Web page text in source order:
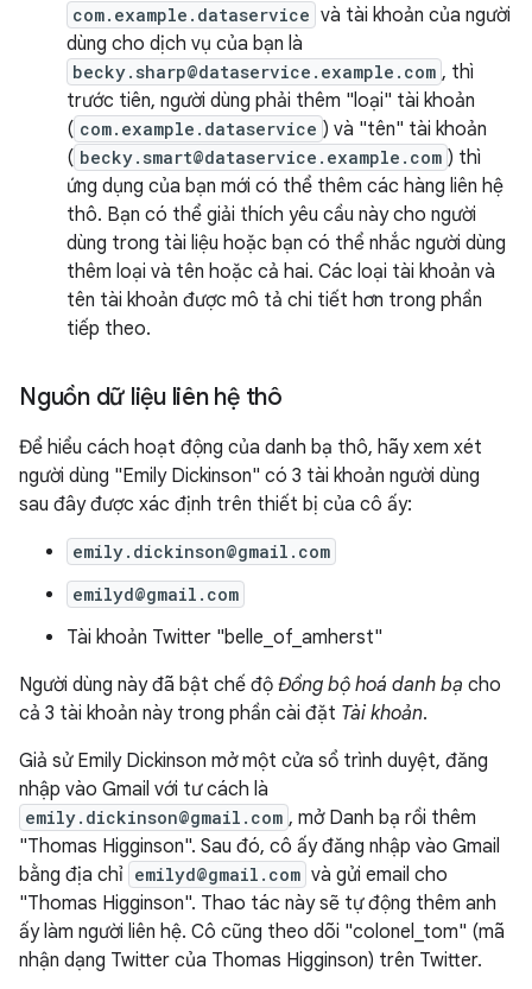
com.example.dataservice và tài khoản của người
dùng cho dịch vụ của bạn là
becky.sharp@dataservice.example.com , thì
trước tiên, người dùng phải thêm "loại" tài khoản
( com.example.dataservice ) và "tên" tài khoản
( becky.smart@dataservice.example.com ) thì
ứng dụng của bạn mới có thể thêm các hàng liên hệ
thô. Bạn có thể giải thích yêu cầu này cho người
dùng trong tài liệu hoặc bạn có thể nhắc người dùng
thêm loại và tên hoặc cả hai. Các loại tài khoản và
tên tài khoản được mô tả chi tiết hơn trong phần
tiếp theo.
Nguồn dữ liệu liên hệ thô
Để hiểu cách hoạt động của danh bạ thô, hãy xem xét
người dùng "Emily Dickinson" có 3 tài khoản người dùng
sau đây được xác định trên thiết bị của cô ấy:
emily.dickinson@gmail.com
emilyd@gmail.com
Tài khoản Twitter "belle_of_amherst"
Người dùng này đã bật chế độ Đồng bộ hoá danh bạ cho
cả 3 tài khoản này trong phần cài đặt Tài khoản.
Giả sử Emily Dickinson mở một cửa sổ trình duyệt, đăng
nhập vào Gmail với tư cách là
emily.dickinson@gmail.com , mở Danh bạ rồi thêm
"Thomas Higginson". Sau đó, cô ấy đăng nhập vào Gmail
bằng địa chỉ emilyd@gmail.com và gửi email cho
"Thomas Higginson". Thao tác này sẽ tự động thêm anh
ấy làm người liên hệ. Cô cũng theo dõi "colonel_tom" (mã
nhận dạng Twitter của Thomas Higginson) trên Twitter.